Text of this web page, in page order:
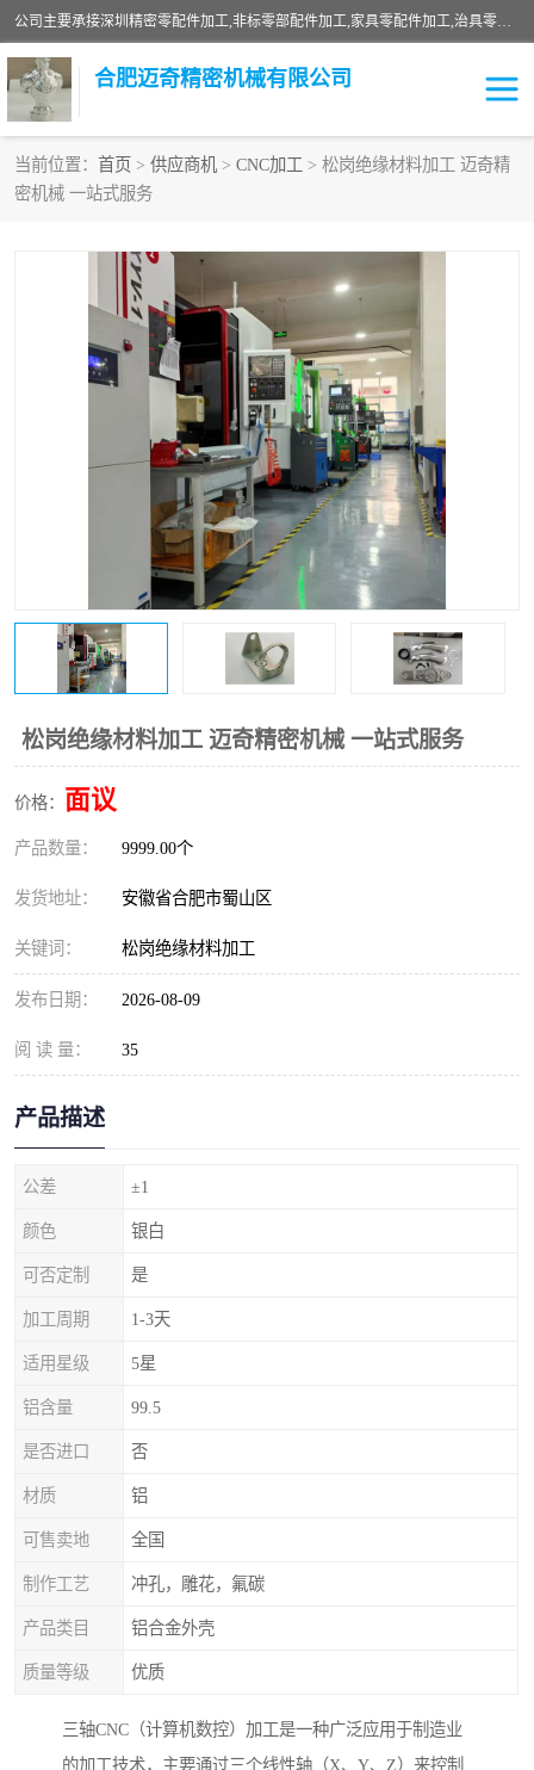
公司主要承接深圳精密零配件加工,非标零部配件加工,家具零配件加工,治具零配件加工,安徽精密零配件加工等各种各种精密机械加工，欢迎来来电咨询！
合肥迈奇精密机械有限公司
当前位置： 首页 > 供应商机 > CNC加工 > 松岗绝缘材料加工 迈奇精
密机械 一站式服务
松岗绝缘材料加工 迈奇精密机械 一站式服务
价格： 面议
产品数量： 9999.00个
发货地址： 安徽省合肥市蜀山区
关键词： 松岗绝缘材料加工
发布日期： 2026-08-09
阅 读 量： 35
产品描述
公差 ±1
颜色 银白
可否定制 是
加工周期 1-3天
适用星级 5星
铝含量 99.5
是否进口 否
材质 铝
可售卖地 全国
制作工艺 冲孔，雕花，氟碳
产品类目 铝合金外壳
质量等级 优质
三轴CNC（计算机数控）加工是一种广泛应用于制造业
的加工技术，主要通过三个线性轴（X、Y、Z）来控制
铣床加工
机器人零件加工
家具零配件加工 数控精密机加工
零部件机加工 机床零件加工
数控机床加工